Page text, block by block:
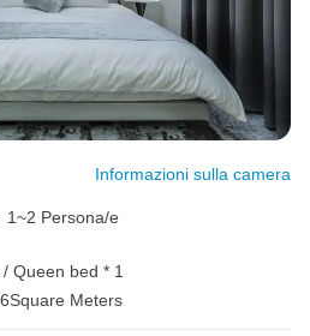
Informazioni sulla camera
1~2 Persona/e
Queen bed * 1
Meters